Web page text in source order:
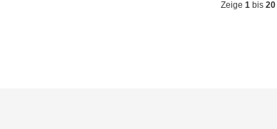
Zeige 1 bis 20